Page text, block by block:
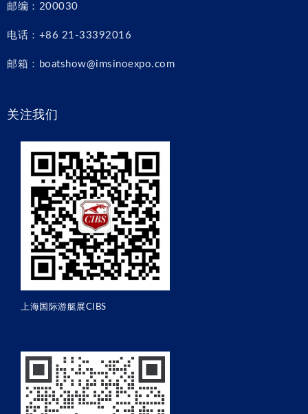
邮编：200030
电话：+86 21-33392016
邮箱：boatshow@imsinoexpo.com
关注我们
上海国际游艇展CIBS